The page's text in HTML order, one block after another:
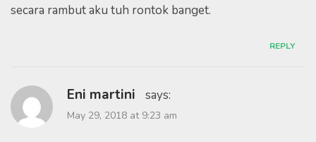
secara rambut aku tuh rontok banget.
REPLY
Eni martini says:
May 29, 2018 at 9:23 am